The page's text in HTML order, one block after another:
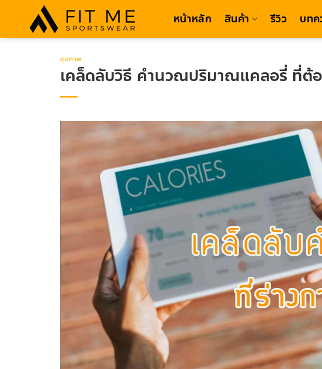
content
หน้าหลัก สินค้า รีวิว บทค
สุขภาพ
เคล็ดลับวิธี คำนวณปริมาณแคลอรี่ ที่ต้